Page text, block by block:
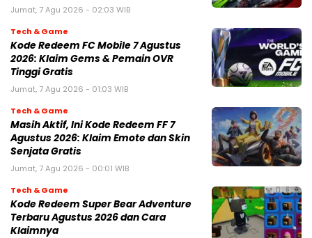
Jumat, 7 Agu 2026 - 02:03 WIB
Tech & Game
Kode Redeem FC Mobile 7 Agustus
2026: Klaim Gems & Pemain OVR
Tinggi Gratis
Jumat, 7 Agu 2026 - 01:03 WIB
Tech & Game
Masih Aktif, Ini Kode Redeem FF 7
Agustus 2026: Klaim Emote dan Skin
Senjata Gratis
Jumat, 7 Agu 2026 - 00:01 WIB
Tech & Game
Kode Redeem Super Bear Adventure
Terbaru Agustus 2026 dan Cara
Klaimnya